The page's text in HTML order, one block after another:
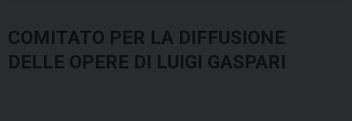
COMITATO PER LA DIFFUSIONE
DELLE OPERE DI LUIGI GASPARI